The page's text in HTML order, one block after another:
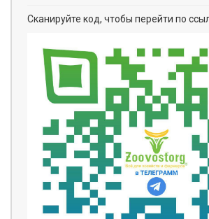
Сканируйте код, чтобы перейти по